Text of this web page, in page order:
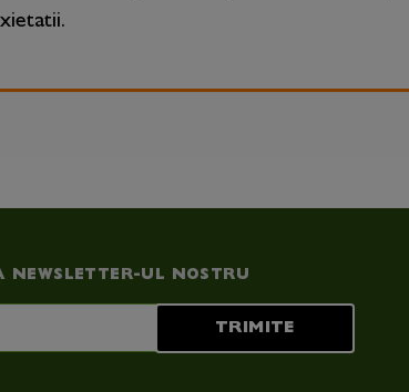
UL NOSTRU
TRIMITE